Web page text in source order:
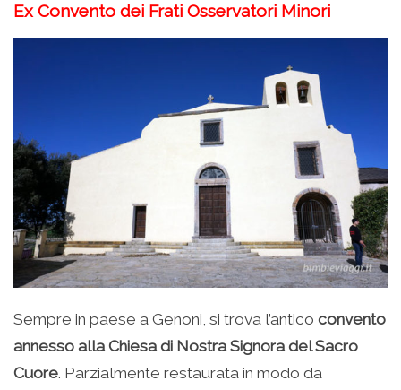
Ex Convento dei Frati Osservatori Minori
Sempre in paese a Genoni, si trova l’antico convento
annesso alla Chiesa di Nostra Signora del Sacro
Cuore. Parzialmente restaurata in modo da